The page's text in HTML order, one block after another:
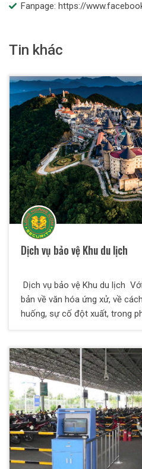
Fanpage: https://
Tin khác
Dịch vụ bảo vệ Khu du lịch
Dịch vụ bảo vệ Khu du lịch
bản về văn hóa ứng xử, về
huống, sự cố đột xuất, trong
bảo vệ khác. Các nhân viên
có kinh nghiệm xử lý ùn tắc
chen lấn, trộm cắp, móc túi, la
sản và đuối nước...